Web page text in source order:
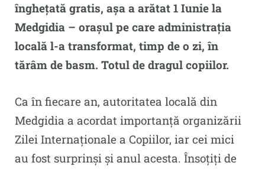
înghețată gratis, așa a arătat 1 Iunie la
Medgidia – orașul pe care administrația
locală l-a transformat, timp de o zi, în
tărâm de basm. Totul de dragul copiilor.
Ca în fiecare an, autoritatea locală din
Medgidia a acordat importanță organizării
Zilei Internaționale a Copiilor, iar cei mici
au fost surprinși și anul acesta. Însoțiți de